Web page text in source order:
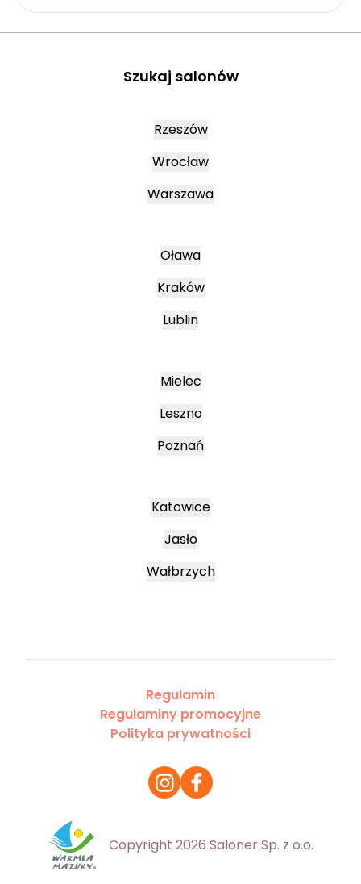
Szukaj salonów
Rzeszów
Wrocław
Warszawa
Oława
Kraków
Lublin
Mielec
Leszno
Poznań
Katowice
Jasło
Wałbrzych
Regulamin
Regulaminy promocyjne
Polityka prywatności
Copyright 2026 Saloner Sp. z o.o.